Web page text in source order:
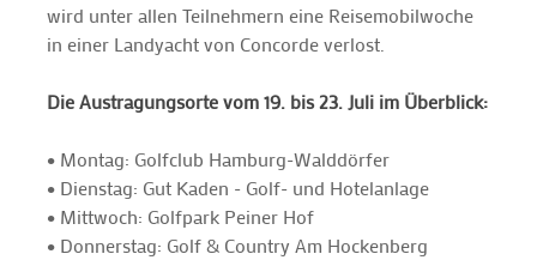
wird unter allen Teilnehmern eine Reisemobilwoche
in einer Landyacht von Concorde verlost.
Die Austragungsorte vom 19. bis 23. Juli im Überblick:
• Montag: Golfclub Hamburg-Walddörfer
• Dienstag: Gut Kaden - Golf- und Hotelanlage
• Mittwoch: Golfpark Peiner Hof
• Donnerstag: Golf & Country Am Hockenberg